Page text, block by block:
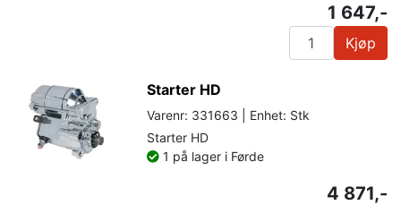
1 647,-
Kjøp
Starter HD
Varenr: 331663 | Enhet: Stk
Starter HD
1 på lager i Førde
4 871,-